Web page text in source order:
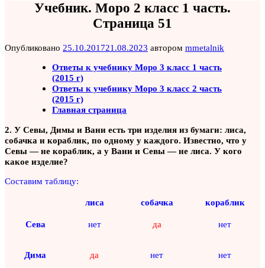
Учебник. Моро 2 класс 1 часть.
Страница 51
Опубликовано 25.10.201721.08.2023 автором mmetalnik
Ответы к учебнику Моро 3 класс 1 часть
(2015 г)
Ответы к учебнику Моро 3 класс 2 часть
(2015 г)
Главная страница
2. У Севы, Димы и Вани есть три изделия из бумаги: лиса,
собачка и кораблик, по одному у каждого. Известно, что у
Севы — не кораблик, а у Вани и Севы — не лиса. У кого
какое изделие?
Составим таблицу:
лиса собачка кораблик
Сева нет да нет
Дима да нет нет